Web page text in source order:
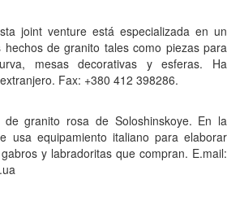
joint venture está especializada en un
de granito tales como piezas para
mesas decorativas y esferas. Ha
Fax: +380 412 398286.
granito rosa de Soloshinskoye. En la
usa equipamiento italiano para elaborar
y labradoritas que compran. E.mail: